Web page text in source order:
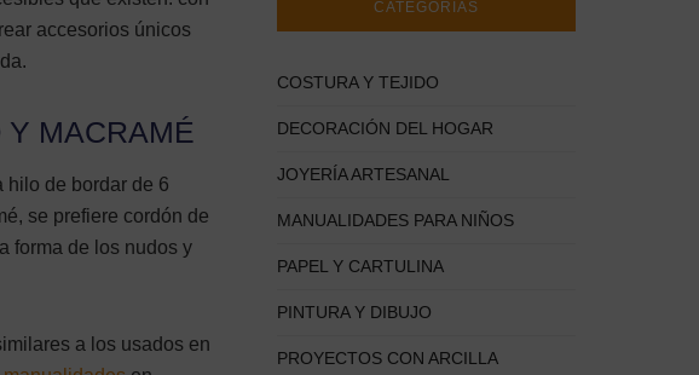
accesorios únicos
Y MACRAMÉ
hilo de bordar de 6
se prefiere cordón de
forma de los nudos y
a los usados en
CATEGORÍAS
COSTURA Y TEJIDO
DECORACIÓN DEL HOGAR
JOYERÍA ARTESANAL
MANUALIDADES PARA NIÑOS
PAPEL Y CARTULINA
PINTURA Y DIBUJO
PROYECTOS CON ARCILLA